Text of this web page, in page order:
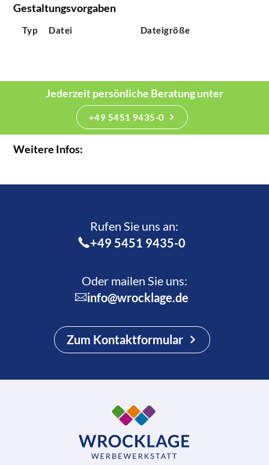
Gestaltungsvorgaben
Typ Datei Dateigröße
Jederzeit persönliche Beratung unter
+49 5451 9435-0
Weitere Infos:
Rufen Sie uns an:­
+49 5451 9435-0
Oder mailen Sie uns:
info@wrocklage.de
Zum Kontaktformular